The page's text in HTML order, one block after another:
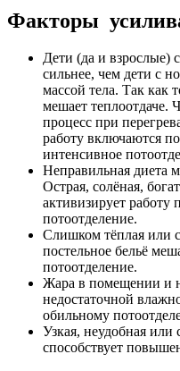
Факторы
Дети (да и взрослые)
сильнее, чем дети с
массой тела. Так как
мешает теплоотдаче.
процесс при
работу включаются
интенсивное
Неправильная диета
Острая, солёная,
активизирует работу
потоотделение.
Слишком тёплая или
постельное бельё
потоотделение.
Жара в помещении и
недостаточной
обильному
Узкая, неудобная или
способствует